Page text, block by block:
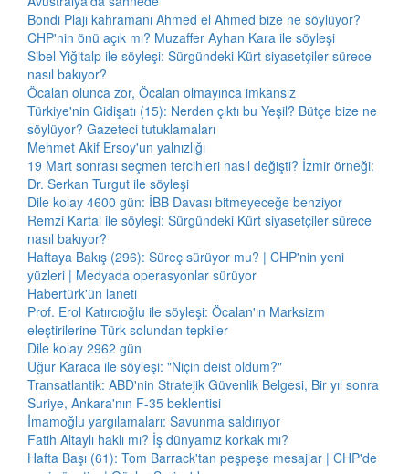
Bondi Plajı kahramanı Ahmed el Ahmed bize ne söylüyor?
CHP'nin önü açık mı? Muzaffer Ayhan Kara ile söyleşi
Sibel Yiğitalp ile söyleşi: Sürgündeki Kürt siyasetçiler sürece
nasıl bakıyor?
Öcalan olunca zor, Öcalan olmayınca imkansız
Türkiye'nin Gidişatı (15): Nerden çıktı bu Yeşil? Bütçe bize ne
söylüyor? Gazeteci tutuklamaları
Mehmet Akif Ersoy'un yalnızlığı
19 Mart sonrası seçmen tercihleri nasıl değişti? İzmir örneği:
Dr. Serkan Turgut ile söyleşi
Dile kolay 4600 gün: İBB Davası bitmeyeceğe benziyor
Remzi Kartal ile söyleşi: Sürgündeki Kürt siyasetçiler sürece
nasıl bakıyor?
Haftaya Bakış (296): Süreç sürüyor mu? | CHP'nin yeni
yüzleri | Medyada operasyonlar sürüyor
Habertürk'ün laneti
Prof. Erol Katırcıoğlu ile söyleşi: Öcalan'ın Marksizm
eleştirilerine Türk solundan tepkiler
Dile kolay 2962 gün
Uğur Karaca ile söyleşi: "Niçin deist oldum?"
Transatlantik: ABD'nin Stratejik Güvenlik Belgesi, Bir yıl sonra
Suriye, Ankara'nın F-35 beklentisi
İmamoğlu yargılamaları: Savunma saldırıyor
Fatih Altaylı haklı mı? İş dünyamız korkak mı?
Hafta Başı (61): Tom Barrack'tan peşpeşe mesajlar | CHP'de